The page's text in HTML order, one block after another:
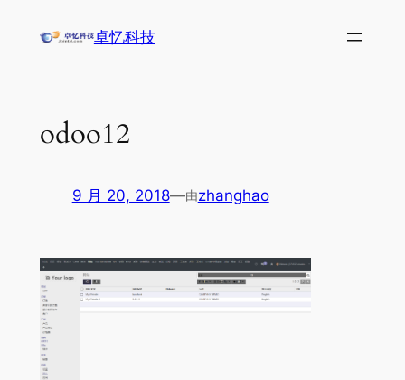
卓忆科技
odoo12
9 月 20, 2018—由zhanghao